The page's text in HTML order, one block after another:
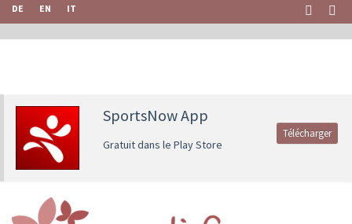
DE EN IT
SportsNow App
Gratuit dans le Play Store
Télécharger